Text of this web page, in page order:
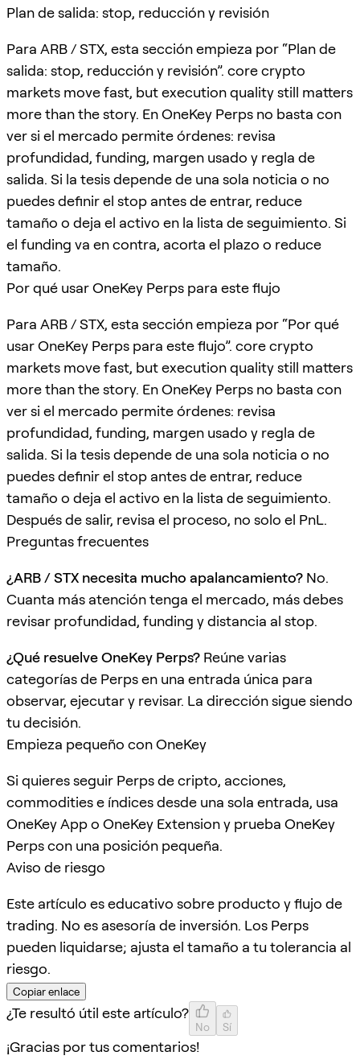
Plan de salida: stop, reducción y revisión
Para ARB / STX, esta sección empieza por “Plan de
salida: stop, reducción y revisión”. core crypto
markets move fast, but execution quality still matters
more than the story. En OneKey Perps no basta con
ver si el mercado permite órdenes: revisa
profundidad, funding, margen usado y regla de
salida. Si la tesis depende de una sola noticia o no
puedes definir el stop antes de entrar, reduce
tamaño o deja el activo en la lista de seguimiento. Si
el funding va en contra, acorta el plazo o reduce
tamaño.
Por qué usar OneKey Perps para este flujo
Para ARB / STX, esta sección empieza por “Por qué
usar OneKey Perps para este flujo”. core crypto
markets move fast, but execution quality still matters
more than the story. En OneKey Perps no basta con
ver si el mercado permite órdenes: revisa
profundidad, funding, margen usado y regla de
salida. Si la tesis depende de una sola noticia o no
puedes definir el stop antes de entrar, reduce
tamaño o deja el activo en la lista de seguimiento.
Después de salir, revisa el proceso, no solo el PnL.
Preguntas frecuentes
¿ARB / STX necesita mucho apalancamiento? No.
Cuanta más atención tenga el mercado, más debes
revisar profundidad, funding y distancia al stop.
¿Qué resuelve OneKey Perps? Reúne varias
categorías de Perps en una entrada única para
observar, ejecutar y revisar. La dirección sigue siendo
tu decisión.
Empieza pequeño con OneKey
Si quieres seguir Perps de cripto, acciones,
commodities e índices desde una sola entrada, usa
OneKey App o OneKey Extension y prueba OneKey
Perps con una posición pequeña.
Aviso de riesgo
Este artículo es educativo sobre producto y flujo de
trading. No es asesoría de inversión. Los Perps
pueden liquidarse; ajusta el tamaño a tu tolerancia al
riesgo.
Copiar enlace
¿Te resultó útil este artículo?
No Sí
¡Gracias por tus comentarios!